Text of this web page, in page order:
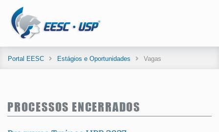
Portal EESC Estágios e Oportunidades Vagas
PROCESSOS ENCERRADOS